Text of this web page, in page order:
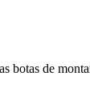
botas de